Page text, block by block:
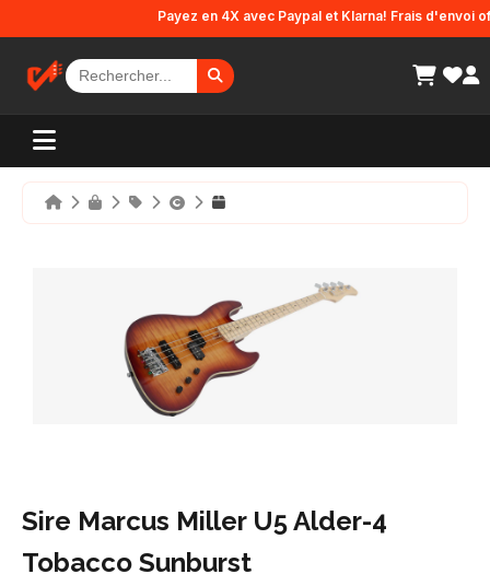
Payez en 4X avec Paypal et Klarna! Frais d'envoi
Sire Marcus Miller U5 Alder-4
Tobacco Sunburst
Panneau de gestion des cookies